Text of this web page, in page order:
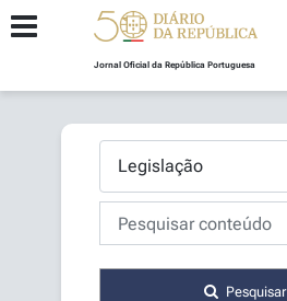
Jornal Oficial da República Portuguesa
Pesquisar